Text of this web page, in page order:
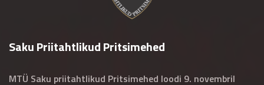
Saku Priitahtlikud Pritsimehed
MTÜ Saku priitahtlikud Pritsimehed loodi 9. novembril